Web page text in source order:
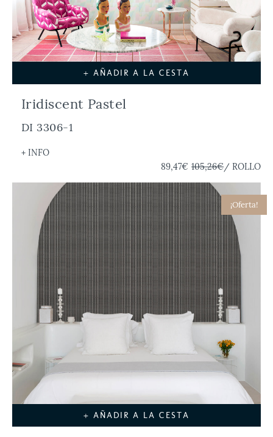
+ AÑADIR A LA CESTA
Iridiscent Pastel
DI 3306-1
+ INFO
89,47€ 105,26€/ ROLLO
¡Oferta!
+ AÑADIR A LA CESTA